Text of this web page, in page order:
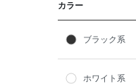
カラー
ブラック系
ホワイト系